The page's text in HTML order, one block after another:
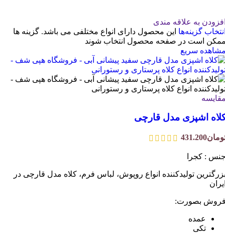
به علاقه مندی
گزینه‌ها این محصول دارای انواع مختلفی می باشد. گزینه ها
است در صفحه محصول انتخاب شوند
سریع
اشپزی مدل قارچی
431.200
: کجرا
تولیدکننده انواع روپوش، لباس فرم، کلاه مدل قارچی در
بصورت:
عمده
تکی